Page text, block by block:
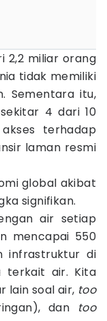
2,2 miliar orang
tidak memiliki
Sementara itu,
4 dari 10
terhadap
laman resmi
global akibat
signifikan.
air setiap
mencapai 550
infrastruktur di
terkait air. Kita
lain soal air, too
dan too